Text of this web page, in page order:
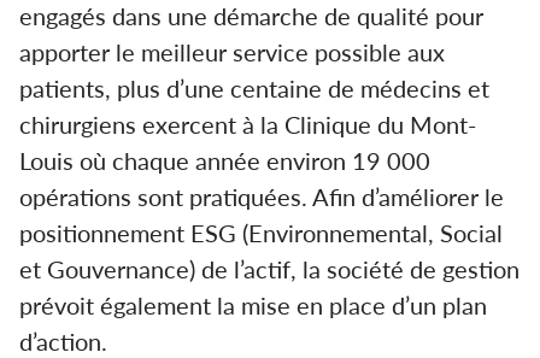
engagés dans une démarche de qualité pour
apporter le meilleur service possible aux
patients, plus d’une centaine de médecins et
chirurgiens exercent à la Clinique du Mont-
Louis où chaque année environ 19 000
opérations sont pratiquées. Afin d’améliorer le
positionnement ESG (Environnemental, Social
et Gouvernance) de l’actif, la société de gestion
prévoit également la mise en place d’un plan
d’action.